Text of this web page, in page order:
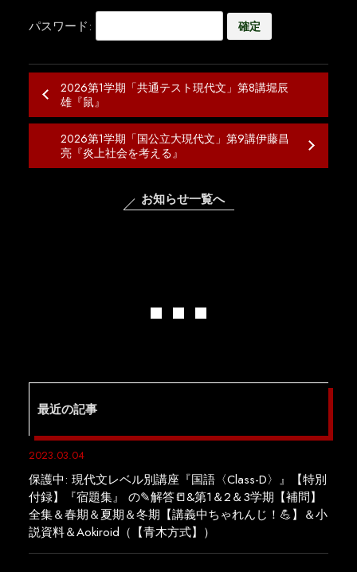
パスワード:
2026第1学期「共通テスト現代文」第8講堀辰
雄『鼠』
2026第1学期「国公立大現代文」第9講伊藤昌
亮『炎上社会を考える』
お知らせ一覧へ
最近の記事
2023.03.04
保護中: 現代文レベル別講座『国語〈Class-D〉』【特別
付録】『宿題集』 の✎解答📒&第1＆2＆3学期【補問】
全集＆春期＆夏期＆冬期【講義中ちゃれんじ！💪】＆小
説資料＆Aokiroid（【青木方式】）